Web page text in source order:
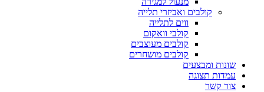
קולבים ואביזרי תלייה
ווים לתלייה
קולבי וואקום
קולבים מעוצבים
קולבים מושחרים
שונות ומבצעים
עמדות תצוגה
צור קשר